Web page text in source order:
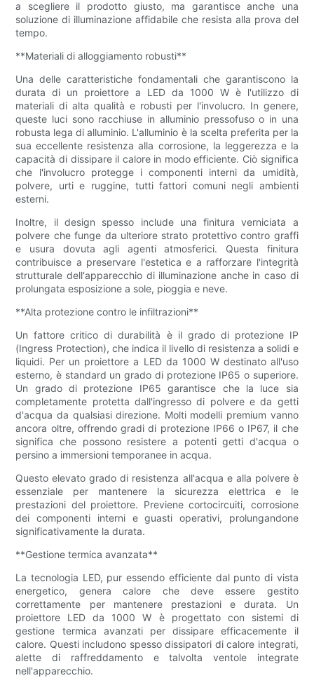
a scegliere il prodotto giusto, ma garantisce anche una
soluzione di illuminazione affidabile che resista alla prova del
tempo.
**Materiali di alloggiamento robusti**
Una delle caratteristiche fondamentali che garantiscono la
durata di un proiettore a LED da 1000 W è l'utilizzo di
materiali di alta qualità e robusti per l'involucro. In genere,
queste luci sono racchiuse in alluminio pressofuso o in una
robusta lega di alluminio. L'alluminio è la scelta preferita per la
sua eccellente resistenza alla corrosione, la leggerezza e la
capacità di dissipare il calore in modo efficiente. Ciò significa
che l'involucro protegge i componenti interni da umidità,
polvere, urti e ruggine, tutti fattori comuni negli ambienti
esterni.
Inoltre, il design spesso include una finitura verniciata a
polvere che funge da ulteriore strato protettivo contro graffi
e usura dovuta agli agenti atmosferici. Questa finitura
contribuisce a preservare l'estetica e a rafforzare l'integrità
strutturale dell'apparecchio di illuminazione anche in caso di
prolungata esposizione a sole, pioggia e neve.
**Alta protezione contro le infiltrazioni**
Un fattore critico di durabilità è il grado di protezione IP
(Ingress Protection), che indica il livello di resistenza a solidi e
liquidi. Per un proiettore a LED da 1000 W destinato all'uso
esterno, è standard un grado di protezione IP65 o superiore.
Un grado di protezione IP65 garantisce che la luce sia
completamente protetta dall'ingresso di polvere e da getti
d'acqua da qualsiasi direzione. Molti modelli premium vanno
ancora oltre, offrendo gradi di protezione IP66 o IP67, il che
significa che possono resistere a potenti getti d'acqua o
persino a immersioni temporanee in acqua.
Questo elevato grado di resistenza all'acqua e alla polvere è
essenziale per mantenere la sicurezza elettrica e le
prestazioni del proiettore. Previene cortocircuiti, corrosione
dei componenti interni e guasti operativi, prolungandone
significativamente la durata.
**Gestione termica avanzata**
La tecnologia LED, pur essendo efficiente dal punto di vista
energetico, genera calore che deve essere gestito
correttamente per mantenere prestazioni e durata. Un
proiettore LED da 1000 W è progettato con sistemi di
gestione termica avanzati per dissipare efficacemente il
calore. Questi includono spesso dissipatori di calore integrati,
alette di raffreddamento e talvolta ventole integrate
nell'apparecchio.